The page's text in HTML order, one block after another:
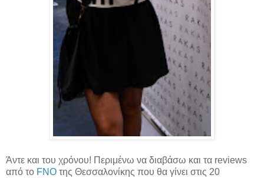
Άντε και του χρόνου! Περιμένω να διαβάσω και τα reviews
από το FNO της Θεσσαλονίκης που θα γίνει στις 20